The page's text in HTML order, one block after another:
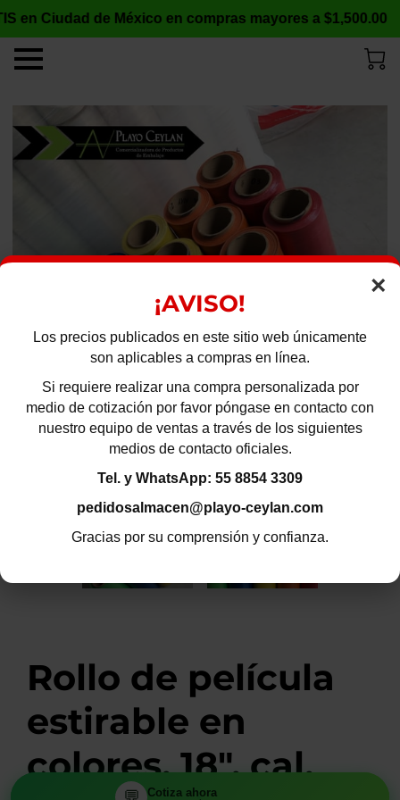
💬 Cotiza ahora
💬 Cotiza ahora
×
¡AVISO!
Los precios publicados en este sitio web únicamente
son aplicables a compras en línea.
Si requiere realizar una compra personalizada por
medio de cotización por favor póngase en contacto con
nuestro equipo de ventas a través de los siguientes
medios de contacto oficiales.
Tel. y WhatsApp: 55 8854 3309
pedidosalmacen@playo-ceylan.com
Gracias por su comprensión y confianza.
en Ciudad de México en compras mayores a $1,500.00
Rollo de película
estirable en
colores, 18", cal,